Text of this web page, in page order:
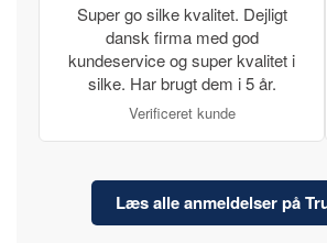
Super go silke kvalitet. Dejligt
dansk firma med god
kundeservice og super kvalitet i
silke. Har brugt dem i 5 år.
Verificeret kunde
Læs alle anmeldelser på